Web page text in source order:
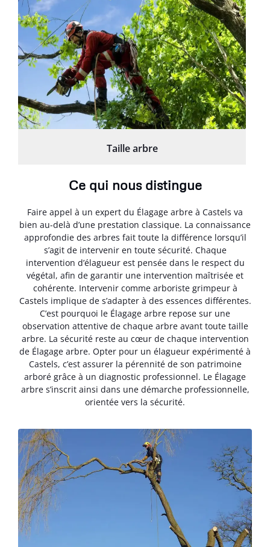
Taille arbre
Ce qui nous distingue
Faire appel à un expert du Élagage arbre à Castels va
bien au-delà d’une prestation classique. La connaissance
approfondie des arbres fait toute la différence lorsqu’il
s’agit de intervenir en toute sécurité. Chaque
intervention d’élagueur est pensée dans le respect du
végétal, afin de garantir une intervention maîtrisée et
cohérente. Intervenir comme arboriste grimpeur à
Castels implique de s’adapter à des essences différentes.
C’est pourquoi le Élagage arbre repose sur une
observation attentive de chaque arbre avant toute taille
arbre. La sécurité reste au cœur de chaque intervention
de Élagage arbre. Opter pour un élagueur expérimenté à
Castels, c’est assurer la pérennité de son patrimoine
arboré grâce à un diagnostic professionnel. Le Élagage
arbre s’inscrit ainsi dans une démarche professionnelle,
orientée vers la sécurité.